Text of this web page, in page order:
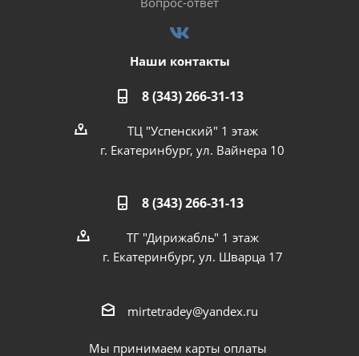
Наши контакты
8 (343) 266-31-13
ТЦ "Успенский" 1 этаж
г. Екатеринбург, ул. Вайнера 10
8 (343) 266-31-13
ТГ "Дирижабль" 1 этаж
г. Екатеринбург, ул. Шварца 17
mirtetradey@yandex.ru
Мы принимаем карты оплаты